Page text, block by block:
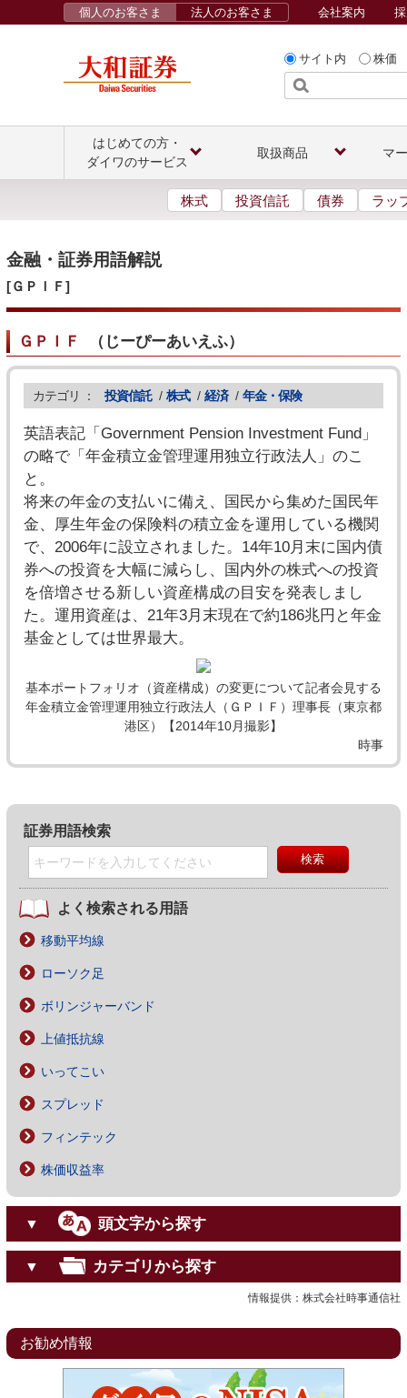
サイト内 株価
個人のお客さま 法人のお客さま 会社案内
はじめての方・
ダイワのサービス
取扱商品 マ
株式 投資信託 債券 ラッ
金融・証券用語解説
[ＧＰＩＦ]
ＧＰＩＦ （ じーぴーあいえふ）
カテゴリ ： 投資信託 / 株式 / 経済 / 年金・保険
英語表記「Government Pension Investment Fund」
の略で「年金積立金管理運用独立行政法人」のこ
と。
将来の年金の支払いに備え、国民から集めた国民年
金、厚生年金の保険料の積立金を運用している機関
で、2006年に設立されました。14年10月末に国内債
券への投資を大幅に減らし、国内外の株式への投資
を倍増させる新しい資産構成の目安を発表しまし
た。運用資産は、21年3月末現在で約186兆円と年金
基金としては世界最大。
基本ポートフォリオ（資産構成）の変更について記者会見する
年金積立金管理運用独立行政法人（ＧＰＩＦ）理事長（東京都
港区）【2014年10月撮影】
時事
証券用語検索
よく検索される用語
移動平均線
ローソク足
ボリンジャーバンド
上値抵抗線
いってこい
スプレッド
フィンテック
株価収益率
▼ 頭文字から探す
▼ カテゴリから探す
情報提供：株式会社時事通信社
お勧め情報